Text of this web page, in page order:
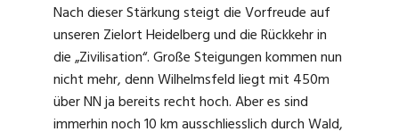
Nach dieser Stärkung steigt die Vorfreude auf
unseren Zielort Heidelberg und die Rückkehr in
die „Zivilisation“. Große Steigungen kommen nun
nicht mehr, denn Wilhelmsfeld liegt mit 450m
über NN ja bereits recht hoch. Aber es sind
immerhin noch 10 km ausschliesslich durch Wald,